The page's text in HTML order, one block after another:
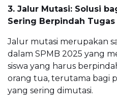
3. Jalur Mutasi: Solusi
Sering Berpindah Tugas
Jalur mutasi merupakan
dalam SPMB 2025 yang
siswa yang harus
orang tua, terutama bagi
yang sering dimutasi.